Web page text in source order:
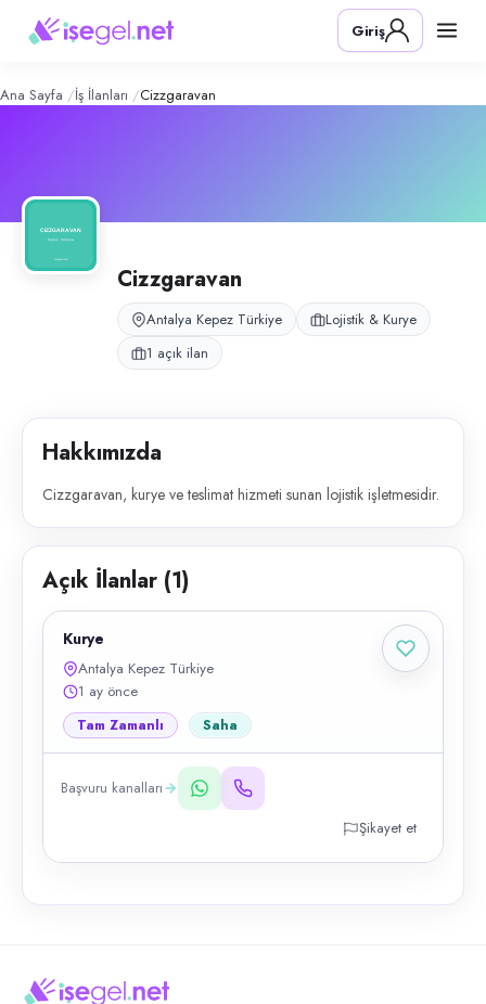
– Şirket Profili
Konum:
Cizzgaravan, kurye ve teslimat hizmeti sunan lojistik işletmesidir.
Giriş
Ana Sayfa İş İlanları Cizzgaravan
Cizzgaravan
Antalya Kepez Türkiye
Lojistik & Kurye
1 açık ilan
Hakkımızda
Cizzgaravan, kurye ve teslimat hizmeti sunan lojistik işletmesidir.
Açık İlanlar (1)
Kurye
Antalya Kepez Türkiye
1 ay önce
Tam Zamanlı Saha
Başvuru kanalları
Şikayet et